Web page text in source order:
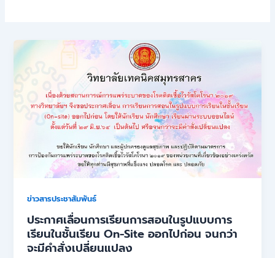
ข่าวสารประชาสัมพันธ์
ประกาศเลื่อนการเรียนการสอนในรูปแบบการ
เรียนในชั้นเรียน On-Site ออกไปก่อน จนกว่า
จะมีคำสั่งเปลี่ยนแปลง